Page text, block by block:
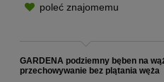
poleć znajomemu
GARDENA podziemny bęben na
przechowywanie bez plątania węża